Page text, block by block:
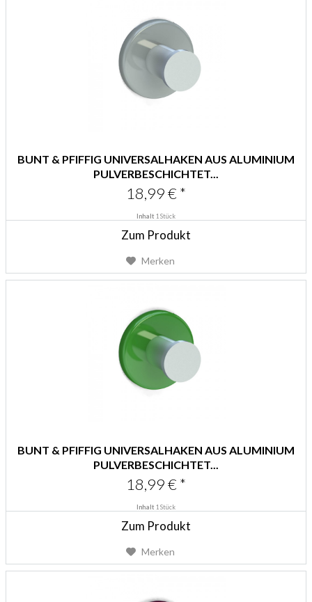
BUNT & PFIFFIG UNIVERSALHAKEN AUS ALUMINIUM
PULVERBESCHICHTET...
18,99 € *
Inhalt 1 Stück
Zum Produkt
Merken
BUNT & PFIFFIG UNIVERSALHAKEN AUS ALUMINIUM
PULVERBESCHICHTET...
18,99 € *
Inhalt 1 Stück
Zum Produkt
Merken